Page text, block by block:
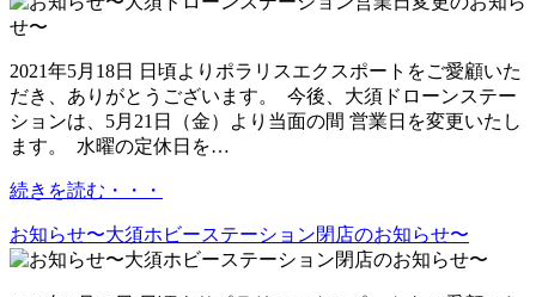
2021年5月18日 日頃よりポラリスエクスポートをご愛顧いた
だき、ありがとうございます。 今後、大須ドローンステー
ションは、5月21日（金）より当面の間 営業日を変更いたし
ます。 水曜の定休日を…
続きを読む・・・
お知らせ〜大須ホビーステーション閉店のお知らせ〜